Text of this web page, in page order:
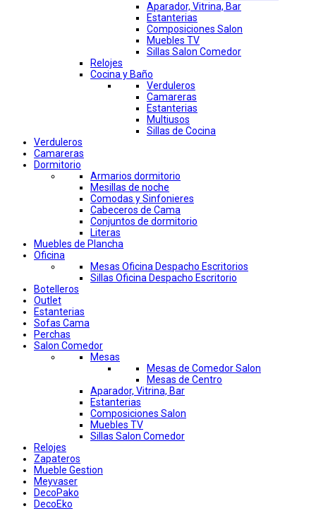
Aparador, Vitrina, Bar
Estanterias
Composiciones Salon
Muebles TV
Sillas Salon Comedor
Relojes
Cocina y Baño
Verduleros
Camareras
Estanterias
Multiusos
Sillas de Cocina
Verduleros
Camareras
Dormitorio
Armarios dormitorio
Mesillas de noche
Comodas y Sinfonieres
Cabeceros de Cama
Conjuntos de dormitorio
Literas
Muebles de Plancha
Oficina
Mesas Oficina Despacho Escritorios
Sillas Oficina Despacho Escritorio
Botelleros
Outlet
Estanterias
Sofas Cama
Perchas
Salon Comedor
Mesas
Mesas de Comedor Salon
Mesas de Centro
Aparador, Vitrina, Bar
Estanterias
Composiciones Salon
Muebles TV
Sillas Salon Comedor
Relojes
Zapateros
Mueble Gestion
Meyvaser
DecoPako
DecoEko